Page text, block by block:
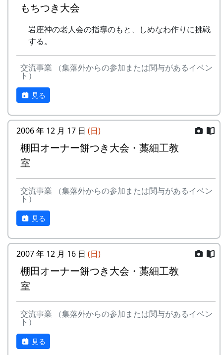
もちつき大会
岩座神の老人会の指導のもと、しめなわ作りに挑戦
する。
交流事業 （集落外からの参加または関与があるイベン
ト）
見る
2006 年 12 月 17 日 (日)
棚田オーナー餅つき大会・藁細工教
室
交流事業 （集落外からの参加または関与があるイベン
ト）
見る
2007 年 12 月 16 日 (日)
棚田オーナー餅つき大会・藁細工教
室
交流事業 （集落外からの参加または関与があるイベン
ト）
見る